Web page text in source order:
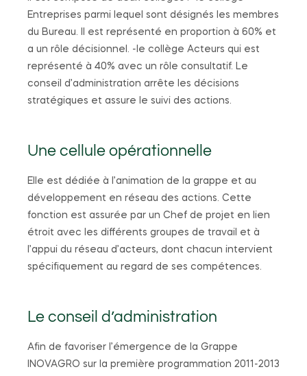
Entreprises parmi lequel sont désignés les membres
du Bureau. Il est représenté en proportion à 60% et
a un rôle décisionnel. -le collège Acteurs qui est
représenté à 40% avec un rôle consultatif. Le
conseil d’administration arrête les décisions
stratégiques et assure le suivi des actions.
Une cellule opérationnelle
Elle est dédiée à l’animation de la grappe et au
développement en réseau des actions. Cette
fonction est assurée par un Chef de projet en lien
étroit avec les différents groupes de travail et à
l’appui du réseau d’acteurs, dont chacun intervient
spécifiquement au regard de ses compétences.
Le conseil d’administration
Afin de favoriser l’émergence de la Grappe
INOVAGRO sur la première programmation 2011-2013